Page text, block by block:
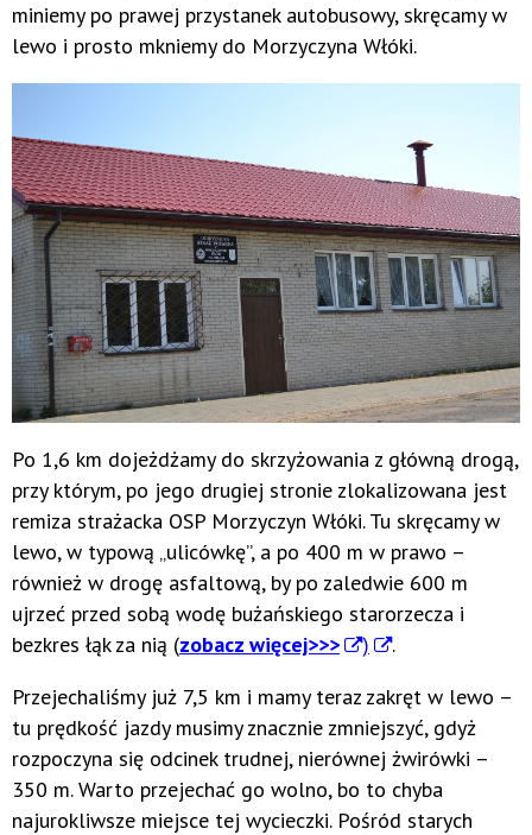
miniemy po prawej przystanek autobusowy, skręcamy w
lewo i prosto mkniemy do Morzyczyna Włóki.
Po 1,6 km dojeżdżamy do skrzyżowania z główną drogą,
przy którym, po jego drugiej stronie zlokalizowana jest
remiza strażacka OSP Morzyczyn Włóki. Tu skręcamy w
lewo, w typową „ulicówkę”, a po 400 m w prawo –
również w drogę asfaltową, by po zaledwie 600 m
ujrzeć przed sobą wodę bużańskiego starorzecza i
bezkres łąk za nią (zobacz więcej>>> )
.
Przejechaliśmy już 7,5 km i mamy teraz zakręt w lewo –
tu prędkość jazdy musimy znacznie zmniejszyć, gdyż
rozpoczyna się odcinek trudnej, nierównej żwirówki –
350 m. Warto przejechać go wolno, bo to chyba
najurokliwsze miejsce tej wycieczki. Pośród starych